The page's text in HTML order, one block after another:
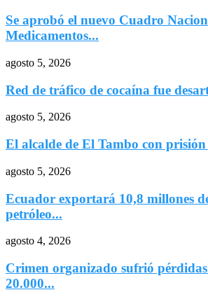
Se aprobó el nuevo Cuadro
Medicamentos...
agosto 5, 2026
Red de tráfico de cocaína fue
agosto 5, 2026
El alcalde de El Tambo con
agosto 5, 2026
Ecuador exportará 10,8 millones
petróleo...
agosto 4, 2026
Crimen organizado sufrió pérdidas
20.000...